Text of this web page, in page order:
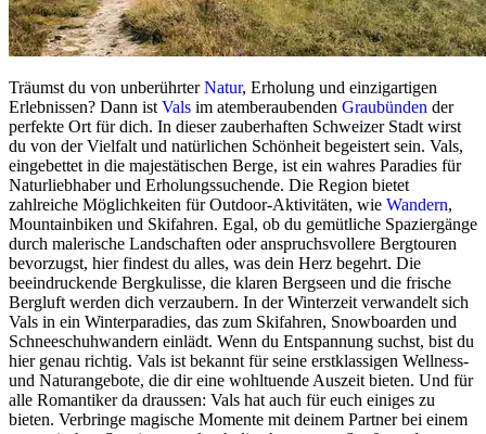
Träumst du von unberührterNatur, Erholung und einzigartigen
Erlebnissen? Dann ist Vals im atemberaubenden Graubünden der
perfekte Ort für dich. In dieser zauberhaften Schweizer Stadt wirst
du von der Vielfalt und natürlichen Schönheit begeistert sein. Vals,
eingebettet in die majestätischen Berge, ist ein wahres Paradies für
Naturliebhaber und Erholungssuchende. Die Region bietet
zahlreiche Möglichkeiten für Outdoor-Aktivitäten, wie Wandern,
Mountainbiken und Skifahren. Egal, ob du gemütliche Spaziergänge
durch malerische Landschaften oder anspruchsvollere Bergtouren
bevorzugst, hier findest du alles, was dein Herz begehrt. Die
beeindruckende Bergkulisse, die klaren Bergseen und die frische
Bergluft werden dich verzaubern. In der Winterzeit verwandelt sich
Vals in ein Winterparadies, das zum Skifahren, Snowboarden und
Schneeschuhwandern einlädt. Wenn du Entspannung suchst, bist du
hier genau richtig. Vals ist bekannt für seine erstklassigen Wellness-
und Naturangebote, die dir eine wohltuende Auszeit bieten. Und für
alle Romantiker da draussen: Vals hat auch für euch einiges zu
bieten. Verbringe magische Momente mit deinem Partner bei einem